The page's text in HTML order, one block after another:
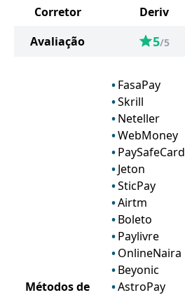
Corretor Deriv
Avaliação
5/5
Métodos de
FasaPay
Skrill
Neteller
WebMoney
PaySafeCard
Jeton
SticPay
Airtm
Boleto
Paylivre
OnlineNaira
Beyonic
AstroPay